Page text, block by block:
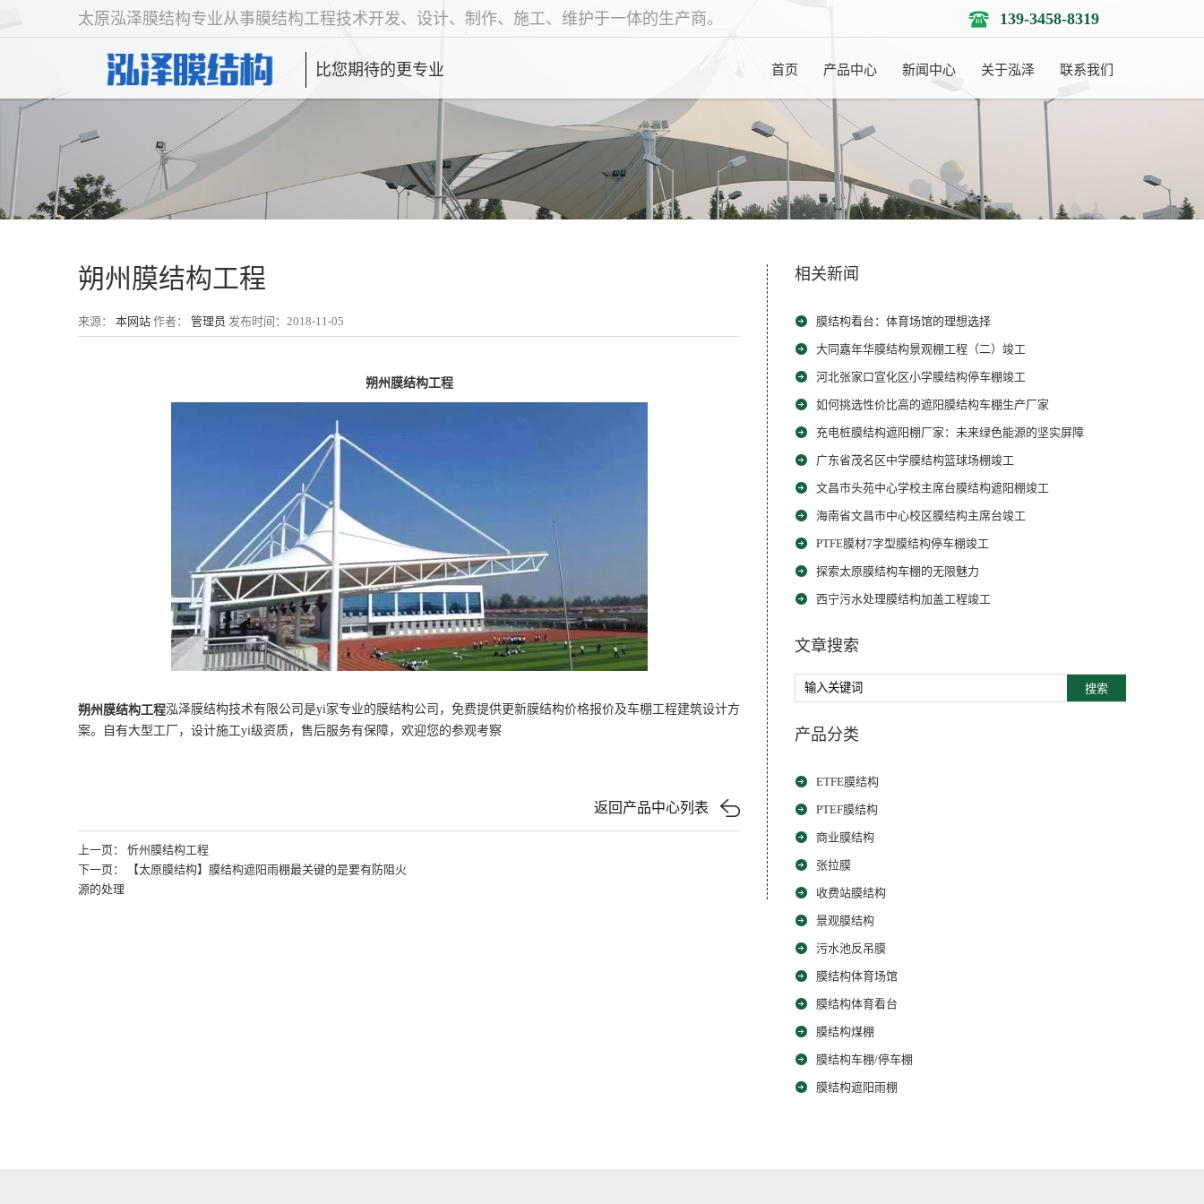
太原泓泽膜结构专业从事膜结构工程技术开发、设计、制作、施工、维护于一体的生产商。 139-3458-8319
比您期待的更专业 首页 产品中心 新闻中心 关于泓泽 联系我们
朔州膜结构工程
来源： 本网站 作者： 管理员 发布时间：2018-11-05
朔州膜结构工程
朔州膜结构工程泓泽膜结构技术有限公司是yi家专业的膜结构公司，免费提供更新膜结构价格报价及车棚工程建筑设计方
案。自有大型工厂，设计施工yi级资质，售后服务有保障，欢迎您的参观考察
返回产品中心列表
上一页： 忻州膜结构工程
下一页： 【太原膜结构】膜结构遮阳雨棚最关键的是要有防阻火
源的处理
相关新闻
膜结构看台：体育场馆的理想选择
大同嘉年华膜结构景观棚工程（二）竣工
河北张家口宣化区小学膜结构停车棚竣工
如何挑选性价比高的遮阳膜结构车棚生产厂家
充电桩膜结构遮阳棚厂家：未来绿色能源的坚实屏障
广东省茂名区中学膜结构篮球场棚竣工
文昌市头苑中心学校主席台膜结构遮阳棚竣工
海南省文昌市中心校区膜结构主席台竣工
PTFE膜材7字型膜结构停车棚竣工
探索太原膜结构车棚的无限魅力
西宁污水处理膜结构加盖工程竣工
文章搜索
搜索
产品分类
ETFE膜结构
PTEF膜结构
商业膜结构
张拉膜
收费站膜结构
景观膜结构
污水池反吊膜
膜结构体育场馆
膜结构体育看台
膜结构煤棚
膜结构车棚/停车棚
膜结构遮阳雨棚